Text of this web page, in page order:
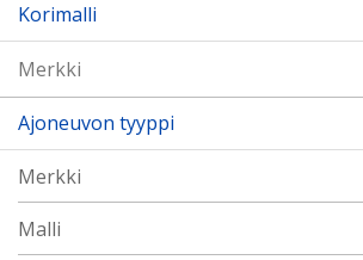
Korimalli
Ajoneuvon tyyppi